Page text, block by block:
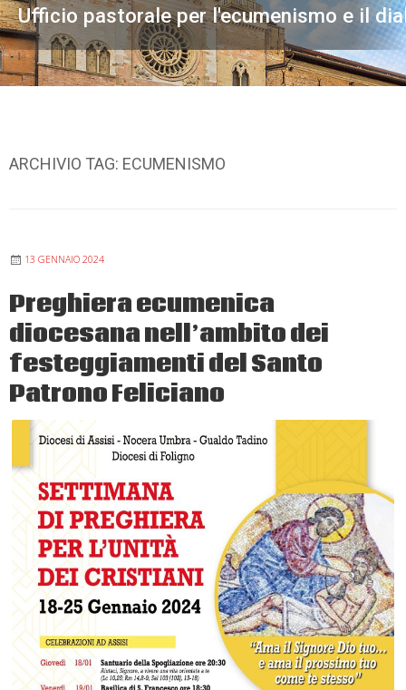
Ufficio pastorale per l'ecumenismo e il
ARCHIVIO TAG: ECUMENISMO
13 GENNAIO 2024
Preghiera ecumenica
diocesana nell’ambito dei
festeggiamenti del Santo
Patrono Feliciano